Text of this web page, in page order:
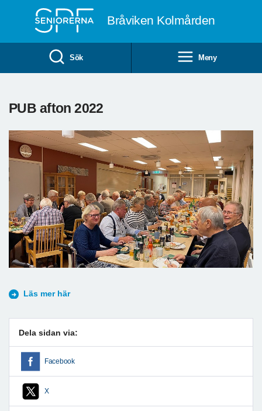
Bråviken Kolmården
Sök Meny
PUB afton 2022
Läs mer här
Dela sidan via:
Facebook
X